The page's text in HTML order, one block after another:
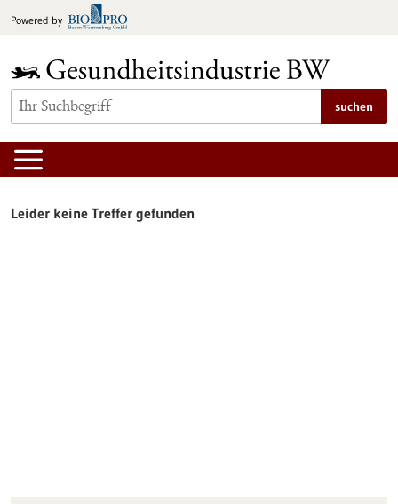
Inhalt
Powered by
suchen
Leider keine Treffer gefunden